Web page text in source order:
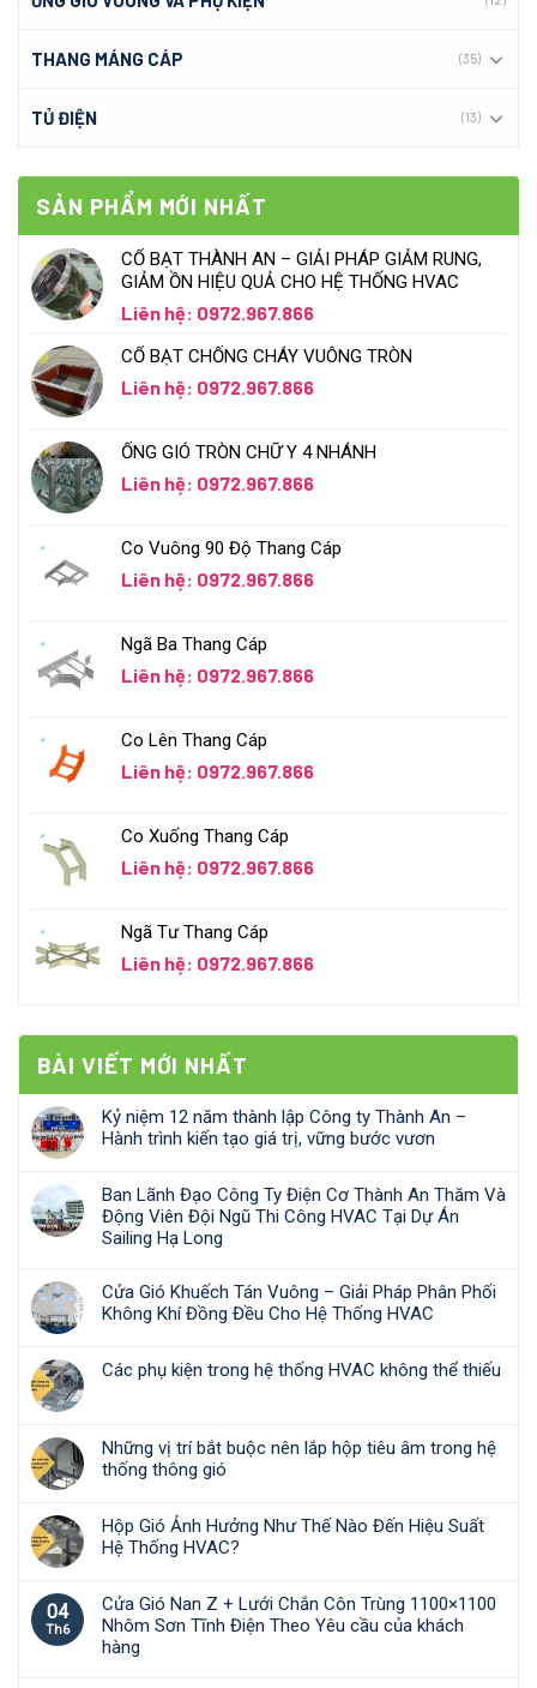
THANG MÁNG CÁP (35)
TỦ ĐIỆN (13)
SẢN PHẨM MỚI NHẤT
CỔ BẠT THÀNH AN – GIẢI PHÁP GIẢM RUNG,
GIẢM ỒN HIỆU QUẢ CHO HỆ THỐNG HVAC
Liên hệ: 0972.967.866
CỔ BẠT CHỐNG CHÁY VUÔNG TRÒN
Liên hệ: 0972.967.866
ỐNG GIÓ TRÒN CHỮ Y 4 NHÁNH
Liên hệ: 0972.967.866
Co Vuông 90 Độ Thang Cáp
Liên hệ: 0972.967.866
Ngã Ba Thang Cáp
Liên hệ: 0972.967.866
Co Lên Thang Cáp
Liên hệ: 0972.967.866
Co Xuống Thang Cáp
Liên hệ: 0972.967.866
Ngã Tư Thang Cáp
Liên hệ: 0972.967.866
BÀI VIẾT MỚI NHẤT
Kỷ niệm 12 năm thành lập Công ty Thành An –
Hành trình kiến tạo giá trị, vững bước vươn
Ban Lãnh Đạo Công Ty Điện Cơ Thành An Thăm Và
Động Viên Đội Ngũ Thi Công HVAC Tại Dự Án
Sailing Hạ Long
Cửa Gió Khuếch Tán Vuông – Giải Pháp Phân Phối
Không Khí Đồng Đều Cho Hệ Thống HVAC
Các phụ kiện trong hệ thống HVAC không thể thiếu
Những vị trí bắt buộc nên lắp hộp tiêu âm trong hệ
thống thông gió
Hộp Gió Ảnh Hưởng Như Thế Nào Đến Hiệu Suất
Hệ Thống HVAC?
04
Th6
Cửa Gió Nan Z + Lưới Chắn Côn Trùng 1100×1100
Nhôm Sơn Tĩnh Điện Theo Yêu cầu của khách
hàng